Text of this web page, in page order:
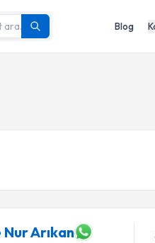
Blog
Nur Arıkan